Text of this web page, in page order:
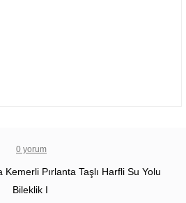
0 yorum
Pırlanta Taşlı Harfli Su Yolu
Bileklik I